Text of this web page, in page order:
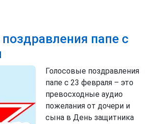
папе с
Голосовые поздравления
папе с 23 февраля – это
превосходные аудио
пожелания от дочери и
сына в День защитника